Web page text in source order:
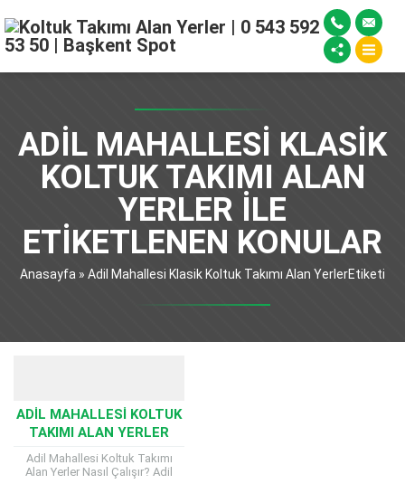
ADIL MAHALLESI KLASIK
KOLTUK TAKIMI ALAN
YERLER ILE
ETIKETLENEN KONULAR
Anasayfa » Adil Mahallesi Klasik Koltuk Takımı Alan YerlerEtiketi
ADIL MAHALLESI KOLTUK
TAKIMI ALAN YERLER
Adil Mahallesi Koltuk Takımı
Alan Yerler Nasıl Çalışır? Adil